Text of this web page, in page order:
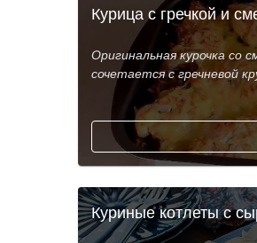
Курица с гречкой и
Оригинальная курочка со
сочетается с гречневой
Куриные котлеты с